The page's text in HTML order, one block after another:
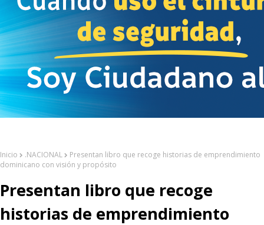
Inicio .NACIONAL
Presentan libro que recoge historias de emprendimiento
dominicano con visión y propósito
Presentan libro que recoge
historias de emprendimiento